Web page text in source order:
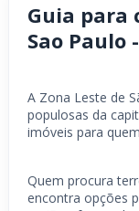
Guia para
Sao Paulo
A Zona Leste de
populosas da
imóveis para
Quem procura
encontra opções